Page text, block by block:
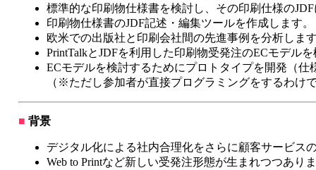
標準的な印刷物仕様書を検討し、その印刷仕様の
印刷物仕様書のJDF記述・編集ツールを作成します。
欧米での出版社と印刷会社間の先進事例を分析しま
PrintTalkとJDFを利用した印刷物受発注のECモデル
ECモデルを検討するためにプロトタイプを開発（仕
（※ただし参加者が直接プログラミングをするわけ
■ 背景
デジタル化による社内合理化をさらに顧客サービス
Web to Printなど新しい受発注形態が生まれつつあり